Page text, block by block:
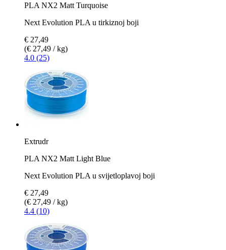
PLA NX2 Matt Turquoise
Next Evolution PLA u tirkiznoj boji
€ 27,49
(€ 27,49 / kg)
4.0 (25)
Extrudr
PLA NX2 Matt Light Blue
Next Evolution PLA u svijetloplavoj boji
€ 27,49
(€ 27,49 / kg)
4.4 (10)